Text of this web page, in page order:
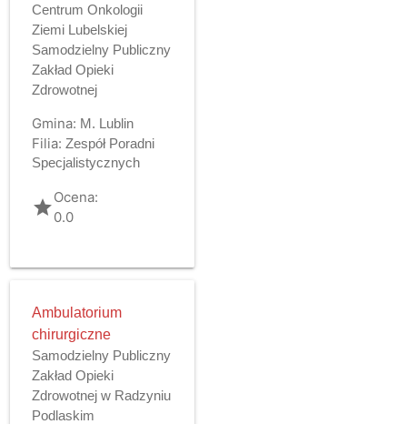
Centrum Onkologii
Ziemi Lubelskiej
Samodzielny Publiczny
Zakład Opieki
Zdrowotnej
Gmina: M. Lublin
Filia: Zespół Poradni
Specjalistycznych
gradeOcena:
0.0
Ambulatorium
chirurgiczne
Samodzielny Publiczny
Zakład Opieki
Zdrowotnej w Radzyniu
Podlaskim